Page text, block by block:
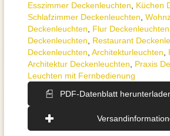
Esszimmer Deckenleuchten
Küchen
Schlafzimmer Deckenleuchten
Deckenleuchten
Flur Deckenleuchten
Deckenleuchten
Restaurant
Deckenleuchten Architektur­leuchten
Architektur Deckenleuchten
Praxis
Leuchten mit Fernbedienung
PDF-Datenblatt